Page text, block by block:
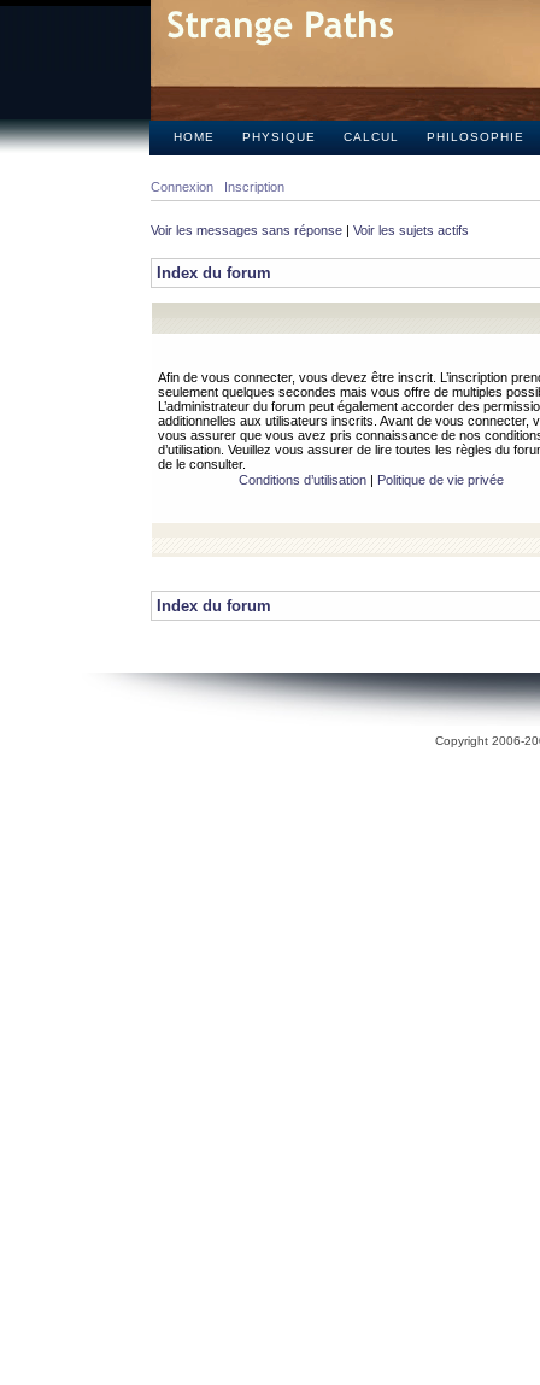
HOME PHYSIQUE CALCUL PHILOSOPHIE
Connexion Inscription
Voir les messages sans réponse | Voir les sujets actifs
Index du forum
Afin de vous connecter, vous devez être inscrit. L’inscription
seulement quelques secondes mais vous offre de multiples
L’administrateur du forum peut également accorder des
additionnelles aux utilisateurs inscrits. Avant de vous connecter,
vous assurer que vous avez pris connaissance de nos
d’utilisation. Veuillez vous assurer de lire toutes les règles du
de le consulter.
Conditions d’utilisation| Politique de vie privée
Index du forum
Copyright 2006-